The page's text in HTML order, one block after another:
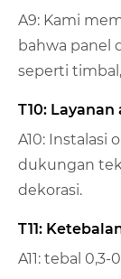
A9: Kami
bahwa panel
seperti
T10:
A10: Instalasi
dukungan
dekorasi.
T11:
A11: tebal 0,3-